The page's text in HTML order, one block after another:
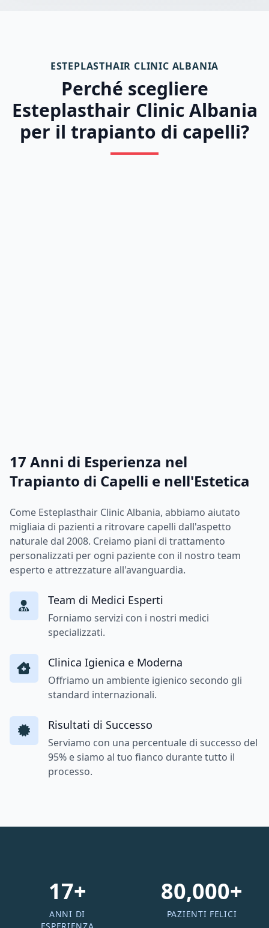
ESTEPLASTHAIR CLINIC ALBANIA
Perché scegliere
Esteplasthair Clinic Albania
per il trapianto di capelli?
17 Anni di Esperienza nel
Trapianto di Capelli e nell'Estetica
Come Esteplasthair Clinic Albania, abbiamo aiutato
migliaia di pazienti a ritrovare capelli dall'aspetto
naturale dal 2008. Creiamo piani di trattamento
personalizzati per ogni paziente con il nostro team
esperto e attrezzature all'avanguardia.
Team di Medici Esperti
Forniamo servizi con i nostri medici
specializzati.
Clinica Igienica e Moderna
Offriamo un ambiente igienico secondo gli
standard internazionali.
Risultati di Successo
Serviamo con una percentuale di successo del
95% e siamo al tuo fianco durante tutto il
processo.
17+
ANNI DI
80,000+
PAZIENTI FELICI